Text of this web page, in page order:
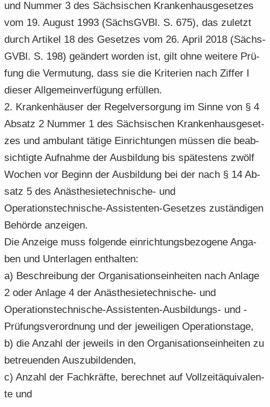
und Num­mer 3 des Säch­si­schen Kran­ken­haus­ge­set­zes
vom 19. Au­gust 1993 (Sächs­GVBl. S. 675), das zu­letzt
durch Ar­ti­kel 18 des Ge­set­zes vom 26. April 2018 (Sächs­
GVBl. S. 198) ge­än­dert wor­den ist, gilt ohne wei­te­re Prü­
fung die Ver­mu­tung, dass sie die Kri­te­ri­en nach Zif­fer I
die­ser All­ge­mein­ver­fü­gung er­fül­len.
2. Kran­ken­häu­ser der Re­gel­ver­sor­gung im Sinne von § 4
Ab­satz 2 Num­mer 1 des Säch­si­schen Kran­ken­haus­ge­set­
zes und am­bu­lant tä­ti­ge Ein­rich­tun­gen müs­sen die be­ab­
sich­tig­te Auf­nah­me der Aus­bil­dung bis spä­tes­tens zwölf
Wo­chen vor Be­ginn der Aus­bil­dung bei der nach § 14 Ab­
satz 5 des Anästhesietechnische-​ und
Operationstechnische-​Assistenten-Gesetzes zu­stän­di­gen
Be­hör­de an­zei­gen.
Die An­zei­ge muss fol­gen­de ein­rich­tungs­be­zo­ge­ne An­ga­
ben und Un­ter­la­gen ent­hal­ten:
a) Be­schrei­bung der Or­ga­ni­sa­ti­ons­ein­hei­ten nach An­la­ge
2 oder An­la­ge 4 der Anästhesietechnische-​ und
Operationstechnische-​Assistenten-Ausbildungs- und -​
Prüfungsverordnung und der je­wei­li­gen Ope­ra­ti­ons­ta­ge,
b) die An­zahl der je­weils in den Or­ga­ni­sa­ti­ons­ein­hei­ten zu
be­treu­en­den Aus­zu­bil­den­den,
c) An­zahl der Fach­kräf­te, be­rech­net auf Voll­zeit­äqui­va­len­
te und